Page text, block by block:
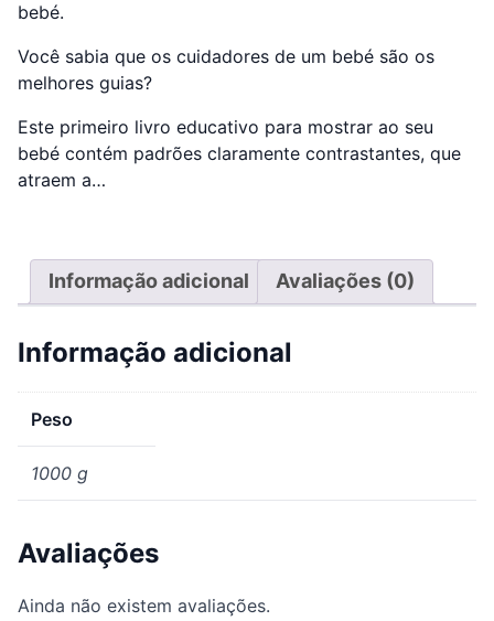
bebé.
Você sabia que os cuidadores de um bebé são os
melhores guias?
Este primeiro livro educativo para mostrar ao seu
bebé contém padrões claramente contrastantes, que
atraem a…
Informação adicional Avaliações (0)
Informação adicional
Peso
1000 g
Avaliações
Ainda não existem avaliações.